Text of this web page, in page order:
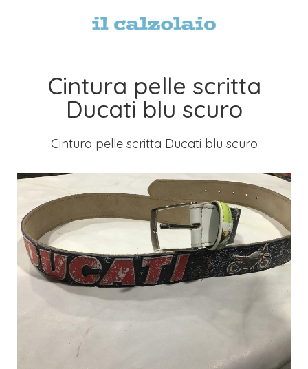
Cintura pelle scritta
Ducati blu scuro
Cintura pelle scritta Ducati blu scuro